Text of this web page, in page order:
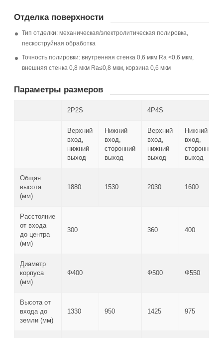
Отделка поверхности
Тип отделки: механическая/электролитическая полировка,
пескоструйная обработка
Точность полировки: внутренняя стенка 0,6 мкм Ra <0,6 мкм,
внешняя стенка 0,8 мкм Ra≤0,8 мкм, корзина 0,6 мкм
Параметры размеров
2P2S 4P4S
Верхний
вход,
нижний
выход
Нижний
вход,
сторонний
выход
Верхний
вход,
нижний
выход
Нижний
вход,
сторонний
выход
Общая
высота
(мм)
1880 1530 2030 1600
Расстояние
от входа
до центра
(мм)
300 360 400
Диаметр
корпуса
(мм)
Ф400 Ф500 Ф550
Высота от
входа до
земли (мм)
1330 950 1425 975